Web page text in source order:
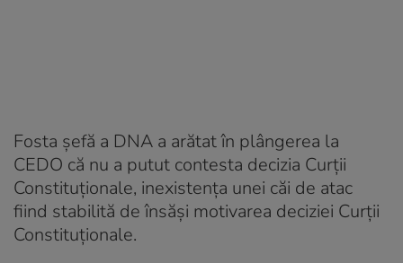
Fosta șefă a DNA a arătat în plângerea la
CEDO că nu a putut contesta decizia Curții
Constituționale, inexistența unei căi de atac
fiind stabilită de însăși motivarea deciziei Curții
Constituționale.